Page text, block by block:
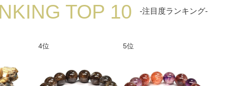
TOP 10 -注目度ランキング-
4位 5位